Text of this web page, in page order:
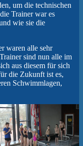
um die technischen
Trainer war es
wie sie die
waren alle sehr
sind nun alle im
aus diesem für sich
die Zukunft ist es,
Schwimmlagen,